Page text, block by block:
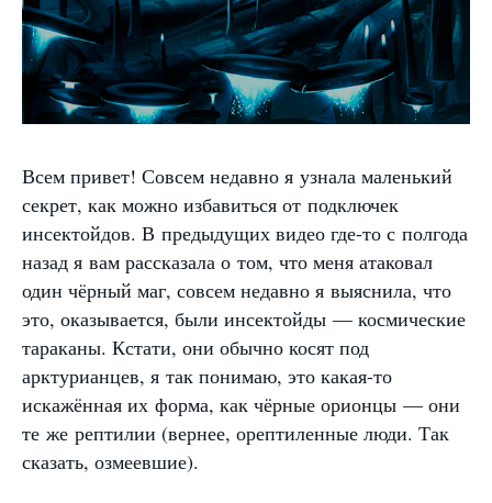
Всем привет! Совсем недавно я узнала маленький
секрет, как можно избавиться от подключек
инсектойдов. В предыдущих видео где-то с полгода
назад я вам рассказала о том, что меня атаковал
один чёрный маг, совсем недавно я выяснила, что
это, оказывается, были инсектойды — космические
тараканы. Кстати, они обычно косят под
арктурианцев, я так понимаю, это какая-то
искажённая их форма, как чёрные орионцы — они
те же рептилии (вернее, орептиленные люди. Так
сказать, озмеевшие).